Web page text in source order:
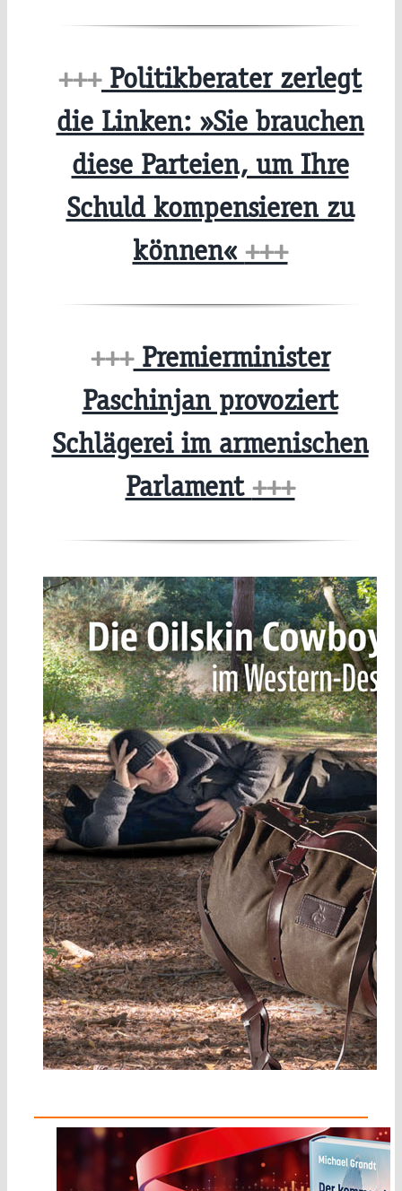
+++Politikberater zerlegt
die Linken: »Sie brauchen
diese Parteien, um Ihre
Schuld kompensieren zu
können« +++
+++Premierminister
Paschinjan provoziert
Schlägerei im armenischen
Parlament +++